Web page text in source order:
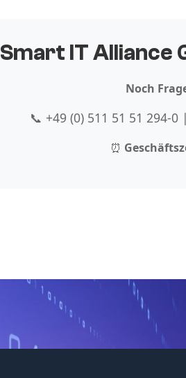
Smart IT Alliance
Noch
📞 +49 (0) 511 51 51 294-
⏰